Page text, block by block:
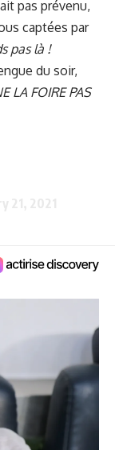
pas prévenu,
captées par
pas là !
du soir,
LA FOIRE PAS